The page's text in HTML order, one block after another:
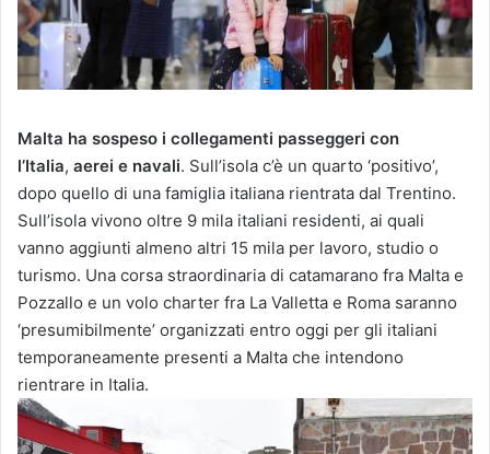
Malta ha sospeso i collegamenti passeggeri con
l’Italia, aerei e navali. Sull’isola c’è un quarto ‘positivo’,
dopo quello di una famiglia italiana rientrata dal Trentino.
Sull’isola vivono oltre 9 mila italiani residenti, ai quali
vanno aggiunti almeno altri 15 mila per lavoro, studio o
turismo. Una corsa straordinaria di catamarano fra Malta e
Pozzallo e un volo charter fra La Valletta e Roma saranno
‘presumibilmente’ organizzati entro oggi per gli italiani
temporaneamente presenti a Malta che intendono
rientrare in Italia.